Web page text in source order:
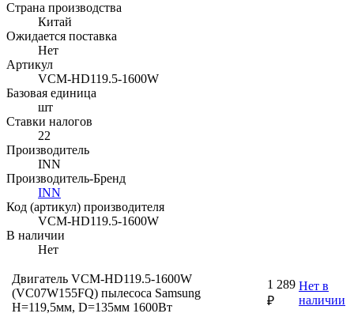
Страна производства
Китай
Ожидается поставка
Нет
Артикул
VCM-HD119.5-1600W
Базовая единица
шт
Ставки налогов
22
Производитель
INN
Производитель-Бренд
INN
Код (артикул) производителя
VCM-HD119.5-1600W
В наличии
Нет
Двигатель VCM-HD119.5-1600W
(VC07W155FQ) пылесоса Samsung
H=119,5мм, D=135мм 1600Вт
1 289
₽
Нет в
наличии